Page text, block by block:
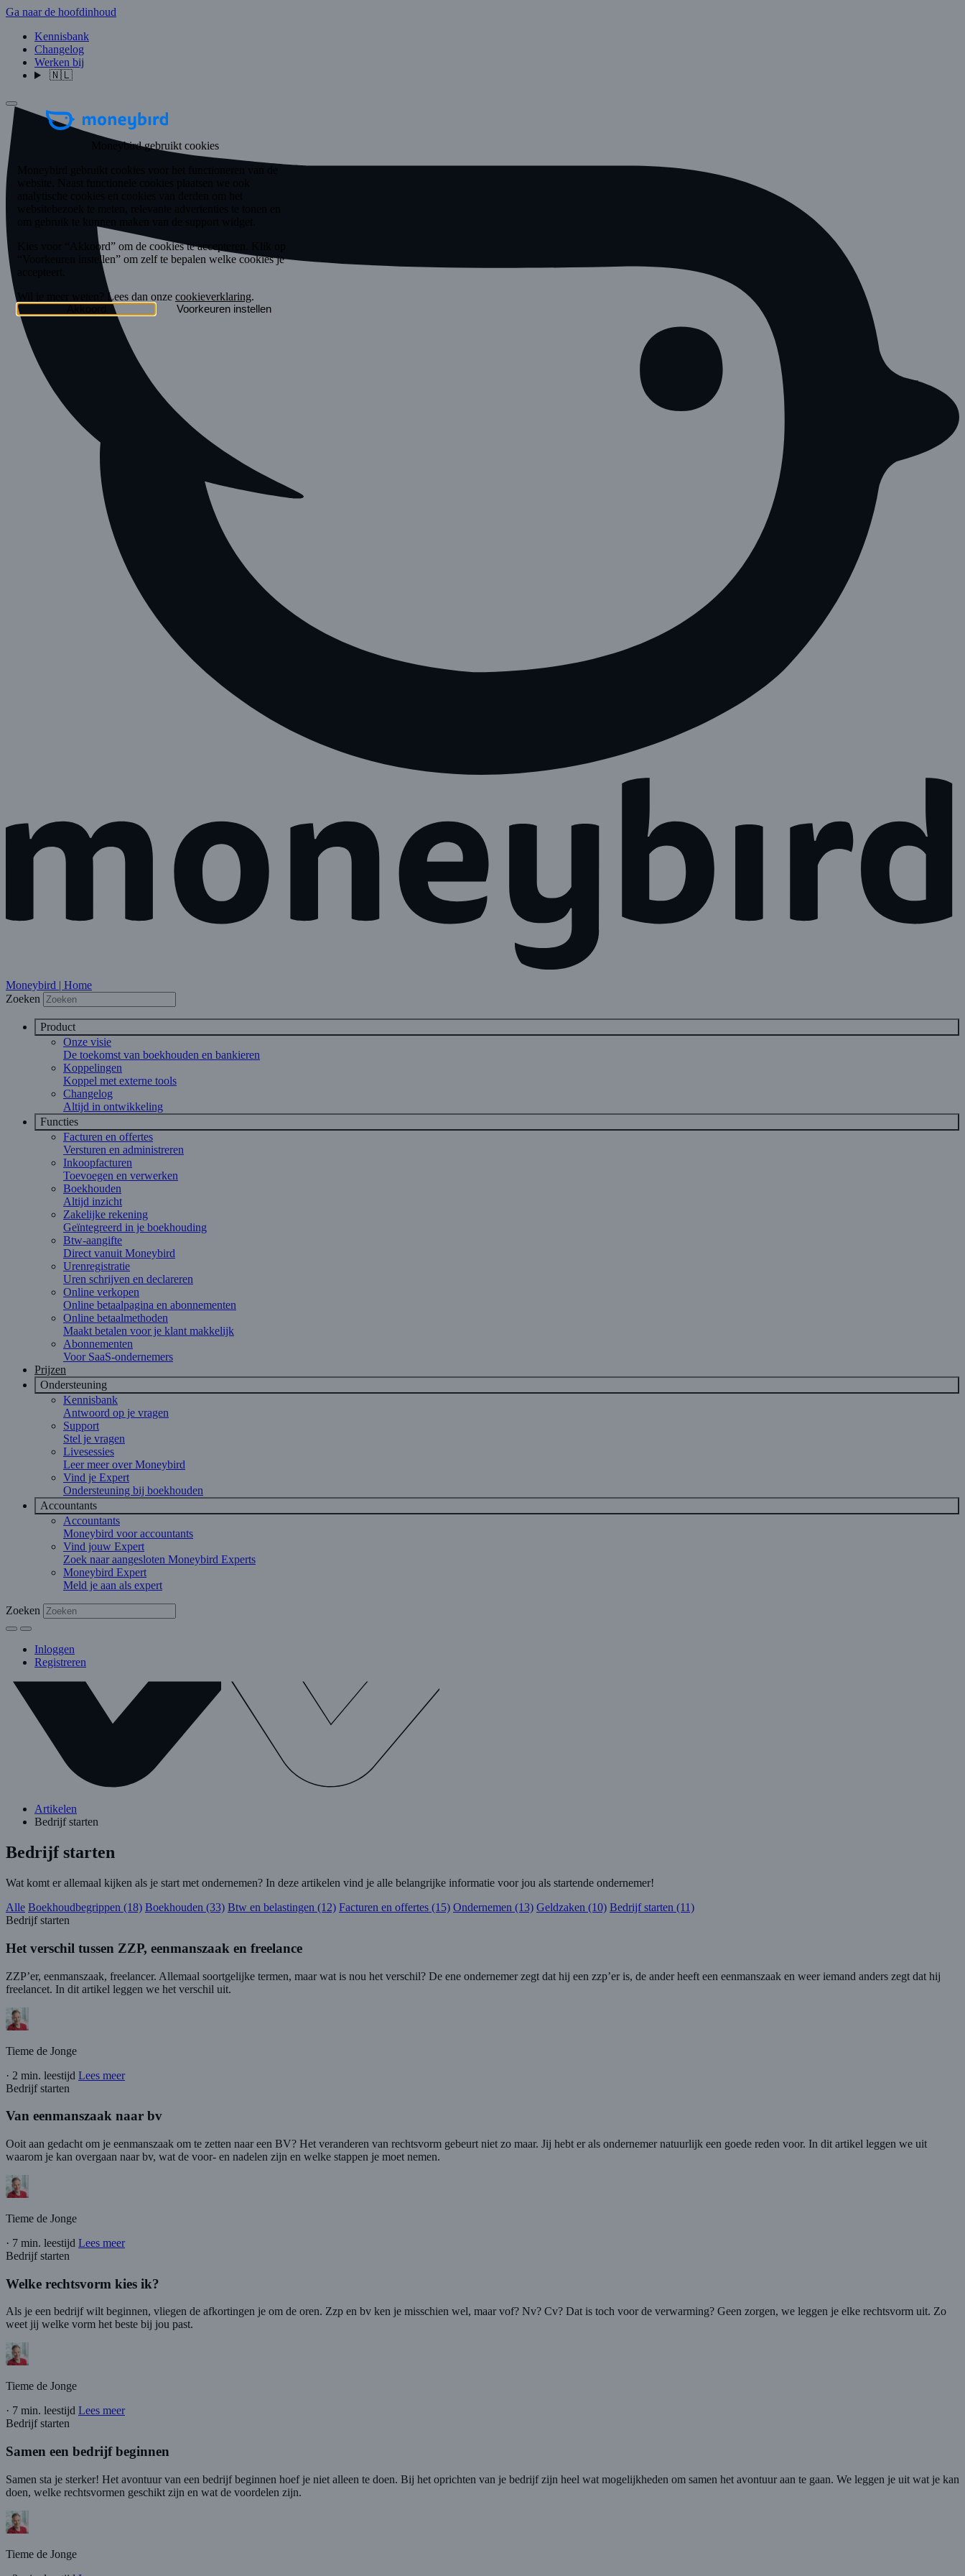
Ga naar de hoofdinhoud
Kennisbank
Changelog
Werken bij
🇳🇱
Moneybird | Home
Zoeken
Product
Onze visie
De toekomst van boekhouden en bankieren
Koppelingen
Koppel met externe tools
Changelog
Altijd in ontwikkeling
Functies
Facturen en offertes
Versturen en administreren
Inkoopfacturen
Toevoegen en verwerken
Boekhouden
Altijd inzicht
Zakelijke rekening
Geïntegreerd in je boekhouding
Btw-aangifte
Direct vanuit Moneybird
Urenregistratie
Uren schrijven en declareren
Online verkopen
Online betaalpagina en abonnementen
Online betaalmethoden
Maakt betalen voor je klant makkelijk
Abonnementen
Voor SaaS-ondernemers
Prijzen
Ondersteuning
Kennisbank
Antwoord op je vragen
Support
Stel je vragen
Livesessies
Leer meer over Moneybird
Vind je Expert
Ondersteuning bij boekhouden
Accountants
Accountants
Moneybird voor accountants
Vind jouw Expert
Zoek naar aangesloten Moneybird Experts
Moneybird Expert
Meld je aan als expert
Zoeken
Inloggen
Registreren
Artikelen
Bedrijf starten
Bedrijf starten
Wat komt er allemaal kijken als je start met ondernemen? In deze artikelen vind je alle belangrijke informatie voor jou als startende ondernemer!
Alle Boekhoudbegrippen (18) Boekhouden (33) Btw en belastingen (12) Facturen en offertes (15) Ondernemen (13) Geldzaken (10) Bedrijf starten (11)
Bedrijf starten
Het verschil tussen ZZP, eenmanszaak en freelance
ZZP’er, eenmanszaak, freelancer. Allemaal soortgelijke termen, maar wat is nou het verschil? De ene ondernemer zegt dat hij een zzp’er is, de ander heeft een eenmanszaak en weer iemand anders zegt dat hij
freelancet. In dit artikel leggen we het verschil uit.
Tieme de Jonge
· 2 min. leestijd Lees meer
Bedrijf starten
Van eenmanszaak naar bv
Ooit aan gedacht om je eenmanszaak om te zetten naar een BV? Het veranderen van rechtsvorm gebeurt niet zo maar. Jij hebt er als ondernemer natuurlijk een goede reden voor. In dit artikel leggen we uit
waarom je kan overgaan naar bv, wat de voor- en nadelen zijn en welke stappen je moet nemen.
Tieme de Jonge
· 7 min. leestijd Lees meer
Bedrijf starten
Welke rechtsvorm kies ik?
Als je een bedrijf wilt beginnen, vliegen de afkortingen je om de oren. Zzp en bv ken je misschien wel, maar vof? Nv? Cv? Dat is toch voor de verwarming? Geen zorgen, we leggen je elke rechtsvorm uit. Zo
weet jij welke vorm het beste bij jou past.
Tieme de Jonge
· 7 min. leestijd Lees meer
Bedrijf starten
Samen een bedrijf beginnen
Samen sta je sterker! Het avontuur van een bedrijf beginnen hoef je niet alleen te doen. Bij het oprichten van je bedrijf zijn heel wat mogelijkheden om samen het avontuur aan te gaan. We leggen je uit wat je kan
doen, welke rechtsvormen geschikt zijn en wat de voordelen zijn.
Tieme de Jonge